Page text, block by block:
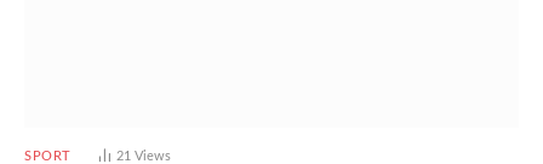
SPORT 21 Views